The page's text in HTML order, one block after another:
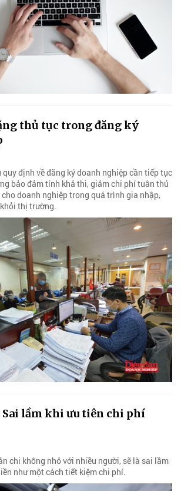
thủ tục trong đăng ký
quy định về đăng ký doanh nghiệp cần tiếp tục
bảo đảm tính khả thi, giảm chi phí tuân thủ
doanh nghiệp trong quá trình gia nhập,
thị trường.
Sai lầm khi ưu tiên chi phí
chi không nhỏ với nhiều người, sẽ là sai lầm
như một cách tiết kiệm chi phí.